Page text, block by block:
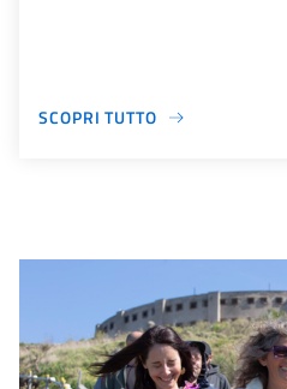
SCOPRI TUTTO